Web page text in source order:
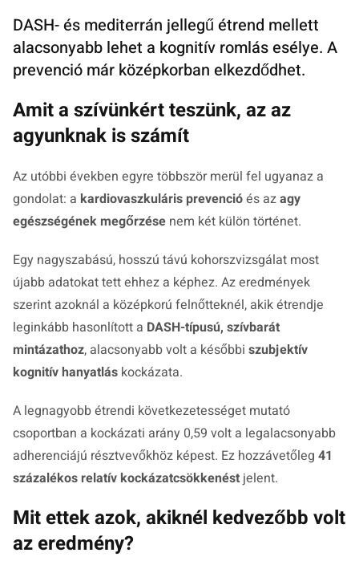
DASH- és mediterrán jellegű étrend mellett
alacsonyabb lehet a kognitív romlás esélye. A
prevenció már középkorban elkezdődhet.
Amit a szívünkért teszünk, az az
agyunknak is számít
Az utóbbi években egyre többször merül fel ugyanaz a
gondolat: a kardiovaszkuláris prevencióés azagy
egészségének megőrzése nem két külön történet.
Egy nagyszabású, hosszú távú kohorszvizsgálat most
újabb adatokat tett ehhez a képhez. Az eredmények
szerint azoknál a középkorú felnőtteknél, akik étrendje
leginkább hasonlított a DASH-típusú, szívbarát
mintázathoz, alacsonyabb volt a későbbi szubjektív
kognitív hanyatlás kockázata.
A legnagyobb étrendi következetességet mutató
csoportban a kockázati arány 0,59 volt a legalacsonyabb
adherenciájú résztvevőkhöz képest. Ez hozzávetőleg 41
százalékos relatív kockázatcsökkenést jelent.
Mit ettek azok, akiknél kedvezőbb volt
az eredmény?